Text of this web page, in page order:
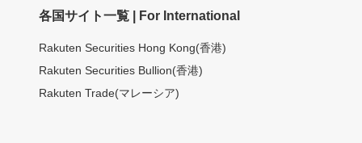
各国サイト一覧 | For International
Rakuten Securities Hong Kong(香港)
Rakuten Securities Bullion(香港)
Rakuten Trade(マレーシア)